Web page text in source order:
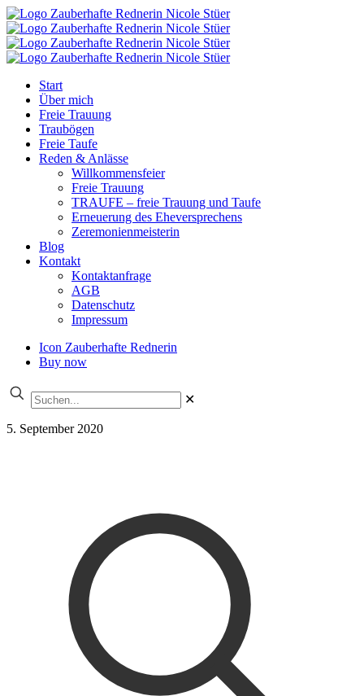
Start
Über mich
Freie Trauung
Traubögen
Freie Taufe
Reden & Anlässe
Willkommensfeier
Freie Trauung
TRAUFE – freie Trauung und Taufe
Erneuerung des Eheversprechens
Zeremonienmeisterin
Blog
Kontakt
Kontaktanfrage
AGB
Datenschutz
Impressum
Icon Zauberhafte Rednerin
Buy now
✕
5. September 2020